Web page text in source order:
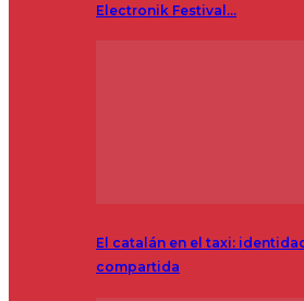
Electronik Festival…
El catalán en el taxi:
compartida